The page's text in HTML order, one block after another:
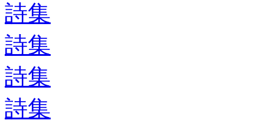
詩集
詩集
詩集
詩集